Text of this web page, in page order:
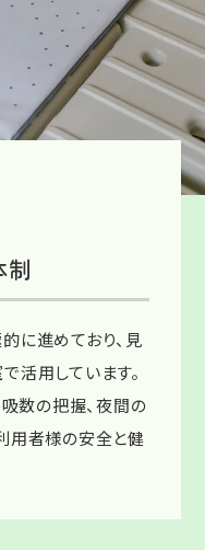
制
に進めており、見
活用しています。
数の把握、夜間の
用者様の安全と健